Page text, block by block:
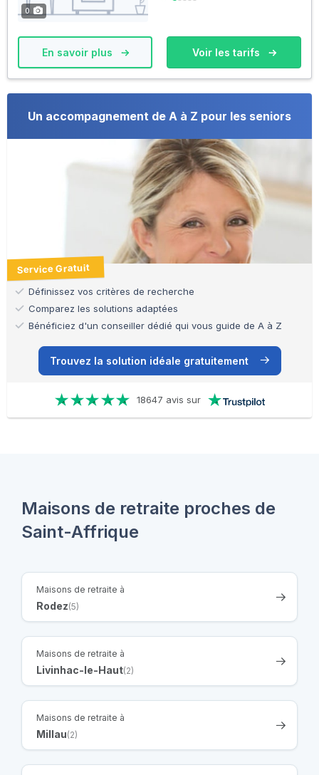
0
En savoir plus Voir les tarifs
Un accompagnement de A à Z pour les seniors
Service Gratuit
Définissez vos critères de recherche
Comparez les solutions adaptées
Bénéficiez d'un conseiller dédié qui vous guide de A à Z
Trouvez la solution idéale gratuitement
18647 avis sur
Maisons de retraite proches de
Saint-Affrique
Maisons de retraite à
Rodez(5)
Maisons de retraite à
Livinhac-le-Haut(2)
Maisons de retraite à
Millau(2)